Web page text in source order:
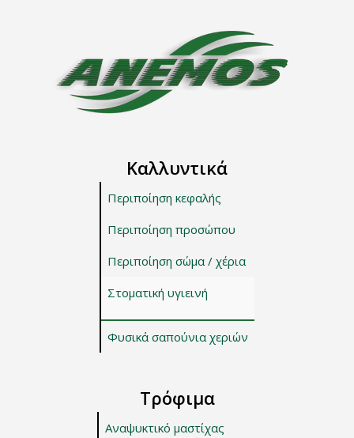
Καλλυντικά
Περιποίηση κεφαλής
Περιποίηση προσώπου
Περιποίηση σώμα / χέρια
Στοματική υγιεινή
Φυσικά σαπούνια χεριών
Τρόφιμα
Αναψυκτικό μαστίχας